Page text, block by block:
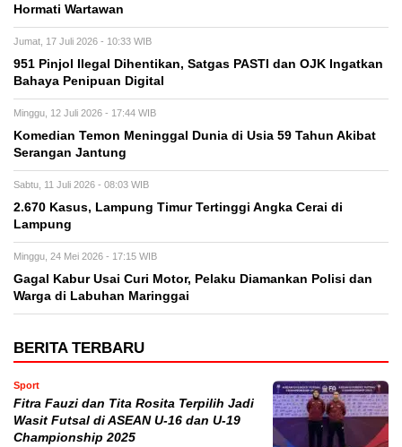
Hormati Wartawan
Jumat, 17 Juli 2026 - 10:33 WIB
951 Pinjol Ilegal Dihentikan, Satgas PASTI dan OJK Ingatkan
Bahaya Penipuan Digital
Minggu, 12 Juli 2026 - 17:44 WIB
Komedian Temon Meninggal Dunia di Usia 59 Tahun Akibat
Serangan Jantung
Sabtu, 11 Juli 2026 - 08:03 WIB
2.670 Kasus, Lampung Timur Tertinggi Angka Cerai di
Lampung
Minggu, 24 Mei 2026 - 17:15 WIB
Gagal Kabur Usai Curi Motor, Pelaku Diamankan Polisi dan
Warga di Labuhan Maringgai
BERITA TERBARU
Sport
Fitra Fauzi dan Tita Rosita Terpilih Jadi
Wasit Futsal di ASEAN U-16 dan U-19
Championship 2025